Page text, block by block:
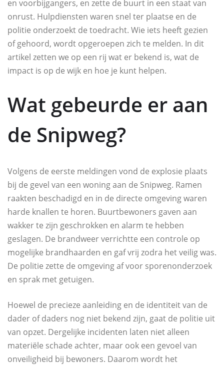
en voorbijgangers, en zette de buurt in een staat van
onrust. Hulpdiensten waren snel ter plaatse en de
politie onderzoekt de toedracht. Wie iets heeft gezien
of gehoord, wordt opgeroepen zich te melden. In dit
artikel zetten we op een rij wat er bekend is, wat de
impact is op de wijk en hoe je kunt helpen.
Wat gebeurde er aan
de Snipweg?
Volgens de eerste meldingen vond de explosie plaats
bij de gevel van een woning aan de Snipweg. Ramen
raakten beschadigd en in de directe omgeving waren
harde knallen te horen. Buurtbewoners gaven aan
wakker te zijn geschrokken en alarm te hebben
geslagen. De brandweer verrichtte een controle op
mogelijke brandhaarden en gaf vrij zodra het veilig was.
De politie zette de omgeving af voor sporenonderzoek
en sprak met getuigen.
Hoewel de precieze aanleiding en de identiteit van de
dader of daders nog niet bekend zijn, gaat de politie uit
van opzet. Dergelijke incidenten laten niet alleen
materiële schade achter, maar ook een gevoel van
onveiligheid bij bewoners. Daarom wordt het